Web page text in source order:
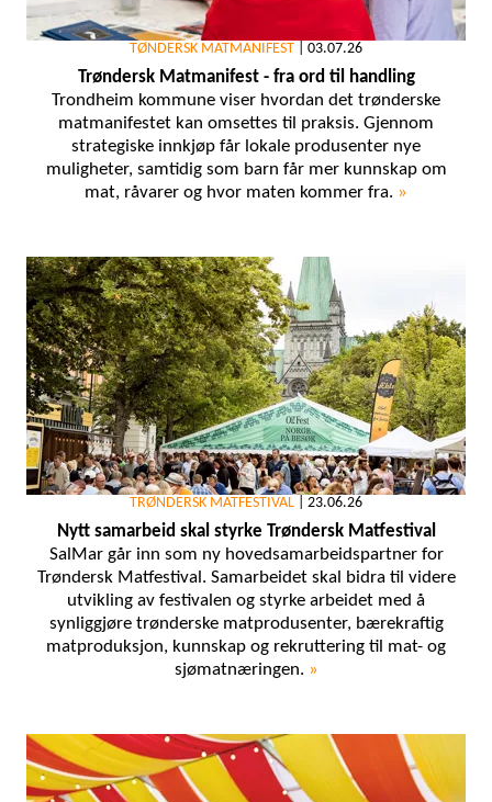
TØNDERSK MATMANIFEST 03.07.26
Trøndersk Matmanifest - fra ord til handling
Trondheim kommune viser hvordan det trønderske
matmanifestet kan omsettes til praksis. Gjennom
strategiske innkjøp får lokale produsenter nye
muligheter, samtidig som barn får mer kunnskap om
mat, råvarer og hvor maten kommer fra. »
TRØNDERSK MATFESTIVAL 23.06.26
Nytt samarbeid skal styrke Trøndersk Matfestival
SalMar går inn som ny hovedsamarbeidspartner for
Trøndersk Matfestival. Samarbeidet skal bidra til videre
utvikling av festivalen og styrke arbeidet med å
synliggjøre trønderske matprodusenter, bærekraftig
matproduksjon, kunnskap og rekruttering til mat- og
sjømatnæringen. »